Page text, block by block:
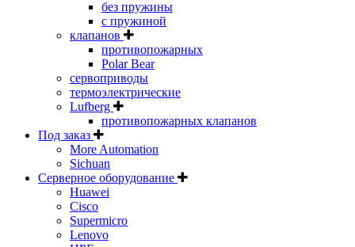
без пружины
с пружиной
клапанов
противопожарных
Polar Bear
сервоприводы
термоэлектрические
Lufberg
противопожарных клапанов
Под заказ
More Automation
Sichuan
Серверное оборудование
Huawei
Cisco
Supermicro
Lenovo